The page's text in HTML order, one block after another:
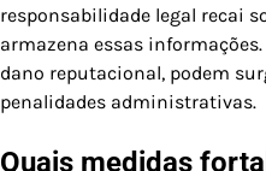
responsabilidade legal recai
armazena essas
dano reputacional, podem
penalidades administrativas.
Quais medidas